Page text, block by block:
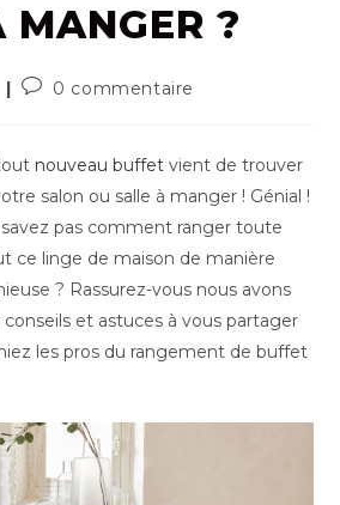
MANGER ?
Commentaires
publication :
0 commentaire
nouveau buffet vient de trouver
salon ou salle à manger ! Génial !
savez pas comment ranger toute
ce linge de maison de manière
? Rassurez-vous nous avons
et astuces à vous partager
les pros du rangement de buffet